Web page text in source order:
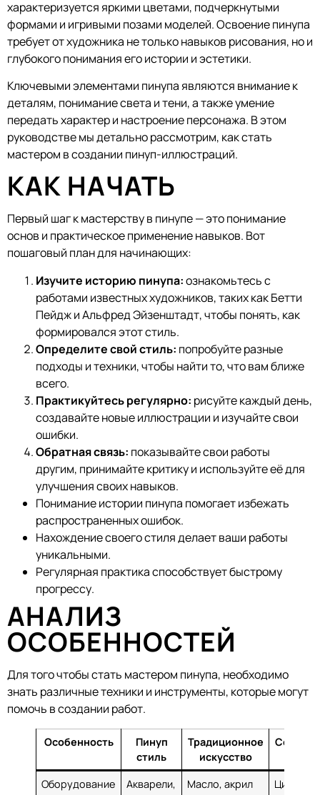
характеризуется яркими цветами, подчеркнутыми
формами и игривыми позами моделей. Освоение пинупа
требует от художника не только навыков рисования, но и
глубокого понимания его истории и эстетики.
Ключевыми элементами пинупа являются внимание к
деталям, понимание света и тени, а также умение
передать характер и настроение персонажа. В этом
руководстве мы детально рассмотрим, как стать
мастером в создании пинуп-иллюстраций.
КАК НАЧАТЬ
Первый шаг к мастерству в пинупе — это понимание
основ и практическое применение навыков. Вот
пошаговый план для начинающих:
Изучите историю пинупа:ознакомьтесь с
работами известных художников, таких как Бетти
Пейдж и Альфред Эйзенштадт, чтобы понять, как
формировался этот стиль.
Определите свой стиль: попробуйте разные
подходы и техники, чтобы найти то, что вам ближе
всего.
Практикуйтесь регулярно: рисуйте каждый день,
создавайте новые иллюстрации и изучайте свои
ошибки.
Обратная связь: показывайте свои работы
другим, принимайте критику и используйте её для
улучшения своих навыков.
Понимание истории пинупа помогает избежать
распространенных ошибок.
Нахождение своего стиля делает ваши работы
уникальными.
Регулярная практика способствует быстрому
прогрессу.
АНАЛИЗ
ОСОБЕННОСТЕЙ
Для того чтобы стать мастером пинупа, необходимо
знать различные техники и инструменты, которые могут
помочь в создании работ.
Особенность
Пинуп
стиль
Традиционное
искусство
Оборудование
Акварели,
Масло, акрил